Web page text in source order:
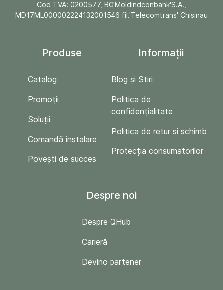
Cod TVA: 0200577, BC'Moldindconbank'S.A.,
MD17ML000002224132001546 fil.'Telecomtrans' Chisinau
Produse
Catalog
Promoții
Soluții
Comandă instalare
Povești de succes
Informații
Blog și Stiri
Politica de
confidențialitate
Politica de retur si schimb
Protecția consumatorilor
Despre noi
Despre QHub
Carieră
Devino partener